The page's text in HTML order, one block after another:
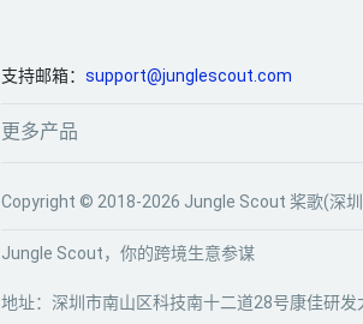
支持邮箱： support@junglescout.com
更多产品
Copyright © 2018-2026 Jungle Scout 桨歌(深圳
Jungle Scout，你的跨境生意参谋
地址：深圳市南山区科技南十二道28号康佳研发